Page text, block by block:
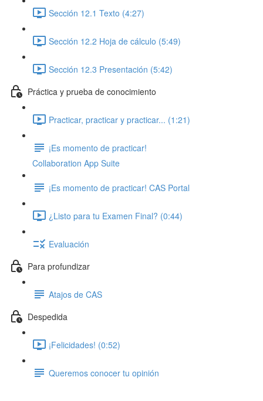
Sección 12.1 Texto (4:27)
Sección 12.2 Hoja de cálculo (5:49)
Sección 12.3 Presentación (5:42)
Práctica y prueba de conocimiento
Practicar, practicar y practicar... (1:21)
¡Es momento de practicar!
Collaboration App Suite
¡Es momento de practicar! CAS Portal
¿Listo para tu Examen Final? (0:44)
Evaluación
Para profundizar
Atajos de CAS
Despedida
¡Felicidades! (0:52)
Queremos conocer tu opinión